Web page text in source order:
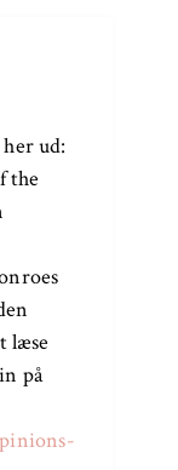
ud:
the
læse
på